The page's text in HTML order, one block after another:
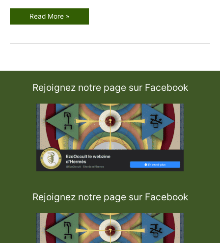
V
Read More »
Rejoignez notre page sur Facebook
Rejoignez notre page sur Facebook